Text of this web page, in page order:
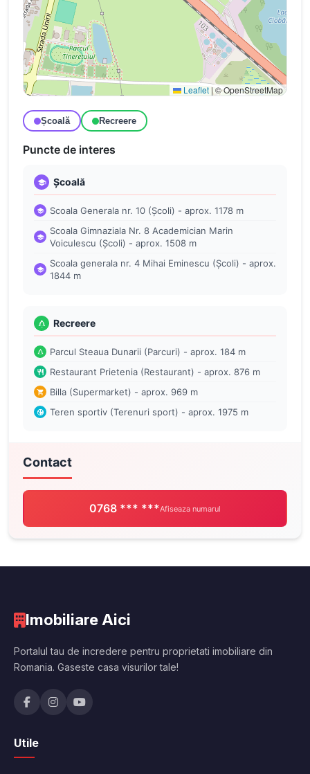
Leaflet|© OpenStreetMap
Școală Recreere
Puncte de interes
Școală
Scoala Generala nr. 10 (Școli) - aprox. 1178 m
Scoala Gimnaziala Nr. 8 Academician Marin
Voiculescu (Școli) - aprox. 1508 m
Scoala generala nr. 4 Mihai Eminescu (Școli) - aprox.
1844 m
Recreere
Parcul Steaua Dunarii (Parcuri) - aprox. 184 m
Restaurant Prietenia (Restaurant) - aprox. 876 m
Billa (Supermarket) - aprox. 969 m
Teren sportiv (Terenuri sport) - aprox. 1975 m
Contact
0768 *** ***Afiseaza numarul
Imobiliare Aici
Portalul tau de incredere pentru proprietati imobiliare din
Romania. Gaseste casa visurilor tale!
Utile